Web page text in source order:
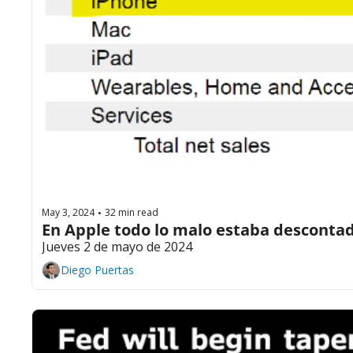
May 3, 2024 • 32 min read
En Apple todo lo malo estaba
Jueves 2 de mayo de 2024
Diego Puertas